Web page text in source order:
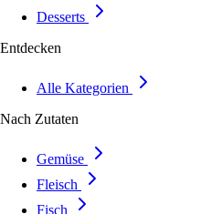
Desserts
Entdecken
Alle Kategorien
Nach Zutaten
Gemüse
Fleisch
Fisch